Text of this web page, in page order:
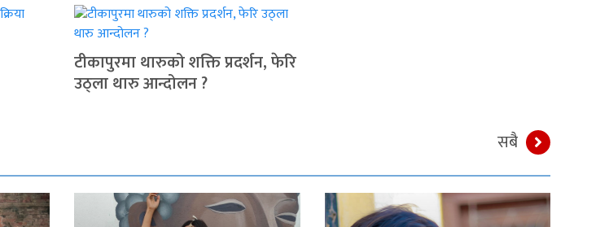
टीकापुरमा थारुको शक्ति प्रदर्शन, फेरि
उठ्ला थारु आन्दोलन ?
सबै